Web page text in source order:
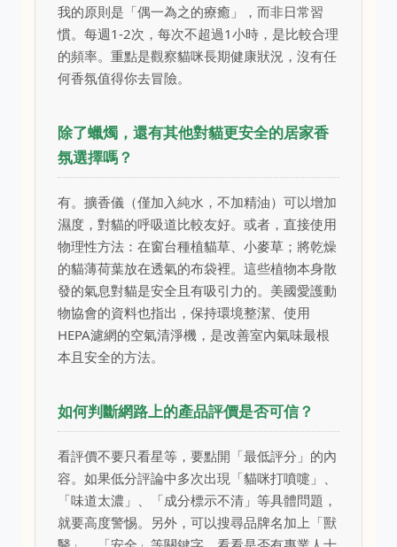
我的原則是「偶一為之的療癒」，而非日常習
慣。每週1-2次，每次不超過1小時，是比較合理
的頻率。重點是觀察貓咪長期健康狀況，沒有任
何香氛值得你去冒險。
除了蠟燭，還有其他對貓更安全的居家香
氛選擇嗎？
有。擴香儀（僅加入純水，不加精油）可以增加
濕度，對貓的呼吸道比較友好。或者，直接使用
物理性方法：在窗台種植貓草、小麥草；將乾燥
的貓薄荷葉放在透氣的布袋裡。這些植物本身散
發的氣息對貓是安全且有吸引力的。美國愛護動
物協會的資料也指出，保持環境整潔、使用
HEPA濾網的空氣清淨機，是改善室內氣味最根
本且安全的方法。
如何判斷網路上的產品評價是否可信？
看評價不要只看星等，要點開「最低評分」的內
容。如果低分評論中多次出現「貓咪打噴嚏」、
「味道太濃」、「成分標示不清」等具體問題，
就要高度警惕。另外，可以搜尋品牌名加上「獸